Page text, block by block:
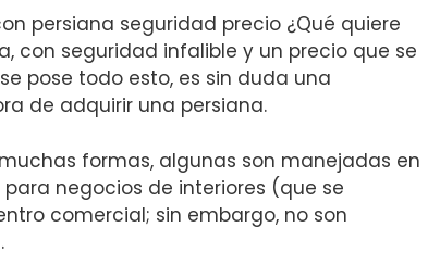
persiana seguridad precio ¿Qué quiere
con seguridad infalible y un precio que se
pose todo esto, es sin duda una
de adquirir una persiana.
formas, algunas son manejadas en
negocios de interiores (que se
comercial; sin embargo, no son